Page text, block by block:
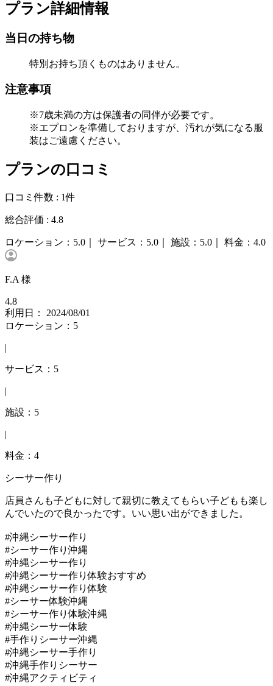
プラン詳細情報
当日の持ち物
特別お持ち頂くものはありません。
注意事項
※7歳未満の方は保護者の同伴が必要です。
※エプロンを準備しておりますが、汚れが気になる服
装はご遠慮ください。
プランの口コミ
口コミ件数 : 1件
総合評価 : 4.8
ロケーション： 5.0｜ サービス： 5.0｜ 施設： 5.0｜ 料金： 4.0
F.A 様
4.8
利用日： 2024/08/01
ロケーション：5
|
サービス：5
|
施設：5
|
料金：4
シーサー作り
店員さんも子どもに対して親切に教えてもらい子どもも楽し
んでいたので良かったです。いい思い出ができました。
#沖縄シーサー作り
#シーサー作り沖縄
#沖縄シーサー作り
#沖縄シーサー作り体験おすすめ
#沖縄シーサー作り体験
#シーサー体験沖縄
#シーサー作り体験沖縄
#沖縄シーサー体験
#手作りシーサー沖縄
#沖縄シーサー手作り
#沖縄手作りシーサー
#沖縄アクティビティ